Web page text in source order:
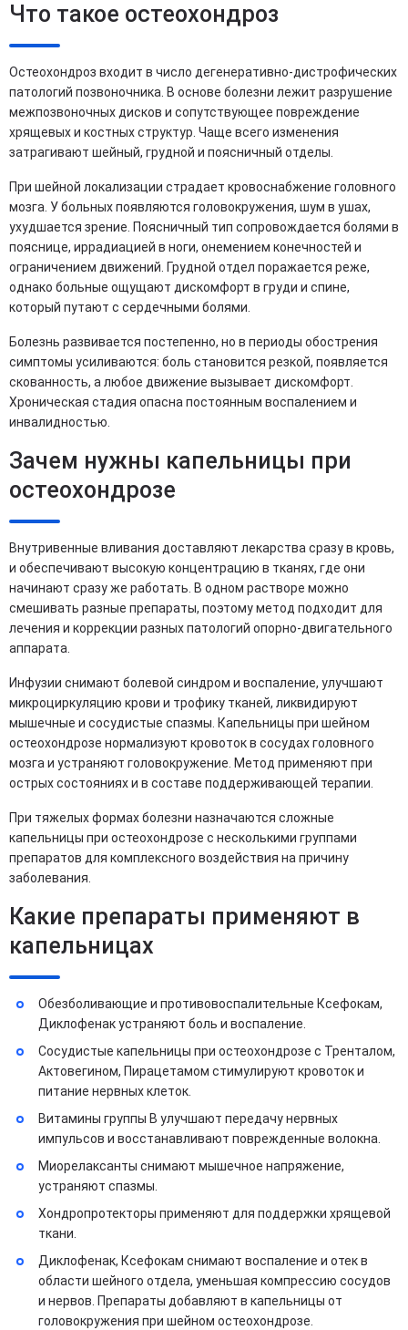
Что такое остеохондроз
Остеохондроз входит в число дегенеративно-дистрофических
патологий позвоночника. В основе болезни лежит разрушение
межпозвоночных дисков и сопутствующее повреждение
хрящевых и костных структур. Чаще всего изменения
затрагивают шейный, грудной и поясничный отделы.
При шейной локализации страдает кровоснабжение головного
мозга. У больных появляются головокружения, шум в ушах,
ухудшается зрение. Поясничный тип сопровождается болями в
пояснице, иррадиацией в ноги, онемением конечностей и
ограничением движений. Грудной отдел поражается реже,
однако больные ощущают дискомфорт в груди и спине,
который путают с сердечными болями.
Болезнь развивается постепенно, но в периоды обострения
симптомы усиливаются: боль становится резкой, появляется
скованность, а любое движение вызывает дискомфорт.
Хроническая стадия опасна постоянным воспалением и
инвалидностью.
Зачем нужны капельницы при
остеохондрозе
Внутривенные вливания доставляют лекарства сразу в кровь,
и обеспечивают высокую концентрацию в тканях, где они
начинают сразу же работать. В одном растворе можно
смешивать разные препараты, поэтому метод подходит для
лечения и коррекции разных патологий опорно-двигательного
аппарата.
Инфузии снимают болевой синдром и воспаление, улучшают
микроциркуляцию крови и трофику тканей, ликвидируют
мышечные и сосудистые спазмы. Капельницы при шейном
остеохондрозе нормализуют кровоток в сосудах головного
мозга и устраняют головокружение. Метод применяют при
острых состояниях и в составе поддерживающей терапии.
При тяжелых формах болезни назначаются сложные
капельницы при остеохондрозе с несколькими группами
препаратов для комплексного воздействия на причину
заболевания.
Какие препараты применяют в
капельницах
Обезболивающие и противовоспалительные Ксефокам,
Диклофенак устраняют боль и воспаление.
Сосудистые капельницы при остеохондрозе с Тренталом,
Актовегином, Пирацетамом стимулируют кровоток и
питание нервных клеток.
Витамины группы B улучшают передачу нервных
импульсов и восстанавливают поврежденные волокна.
Миорелаксанты снимают мышечное напряжение,
устраняют спазмы.
Хондропротекторы применяют для поддержки хрящевой
ткани.
Диклофенак, Ксефокам снимают воспаление и отек в
области шейного отдела, уменьшая компрессию сосудов
и нервов. Препараты добавляют в капельницы от
головокружения при шейном остеохондрозе.